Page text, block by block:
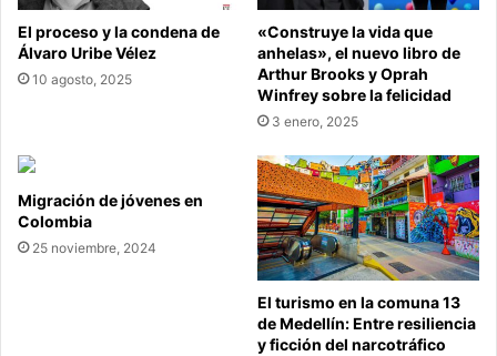
El proceso y la condena de
Álvaro Uribe Vélez
10 agosto, 2025
«Construye la vida que
anhelas», el nuevo libro de
Arthur Brooks y Oprah
Winfrey sobre la felicidad
3 enero, 2025
Migración de jóvenes en
Colombia
25 noviembre, 2024
El turismo en la comuna 13
de Medellín: Entre resiliencia
y ficción del narcotráfico